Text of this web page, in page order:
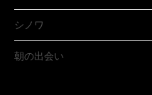
シノワ
朝の出会い